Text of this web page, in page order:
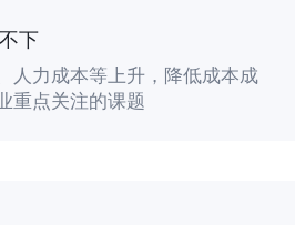
下
人力成本等上升，降低成本成
重点关注的课题